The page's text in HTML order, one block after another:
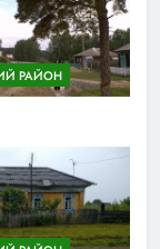
РАЙОН